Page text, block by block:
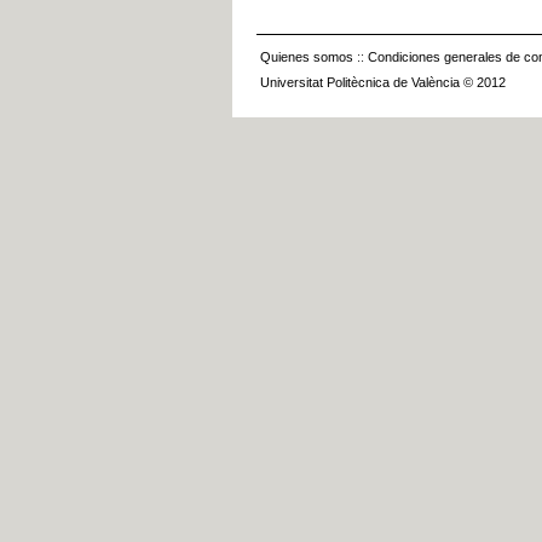
Quienes somos :: Condiciones generales de
Universitat Politècnica de València © 2012